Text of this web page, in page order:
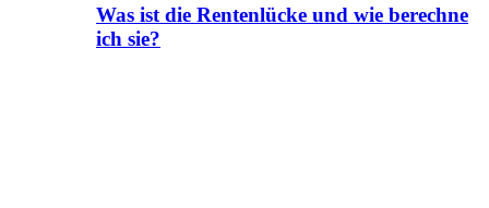
Was ist die Rentenlücke und wie berechne
ich sie?